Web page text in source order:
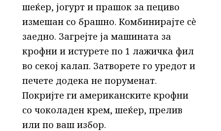
шеќер, јогурт и прашок за пециво
измешан со брашно. Комбинирајте сè
заедно. Загрејте ја машината за
крофни и истурете по 1 лажичка фил
во секој калап. Затворете го уредот и
печете додека не поруменат.
Покријте ги американските крофни
со чоколаден крем, шеќер, прелив
или по ваш избор.